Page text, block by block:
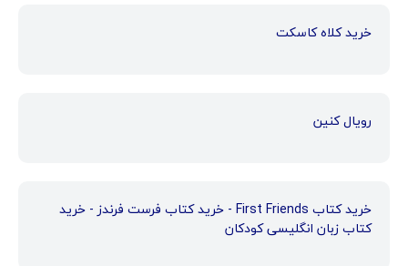
خرید کلاه کاسکت
رویال کنین
خرید کتاب First Friends - خرید کتاب فرست فرندز - خرید
کتاب زبان انگلیسی کودکان